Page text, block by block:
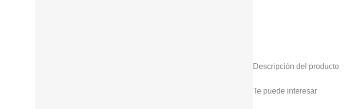
Descripción del producto
Te puede interesar